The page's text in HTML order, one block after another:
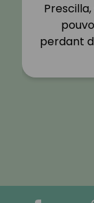
perdant